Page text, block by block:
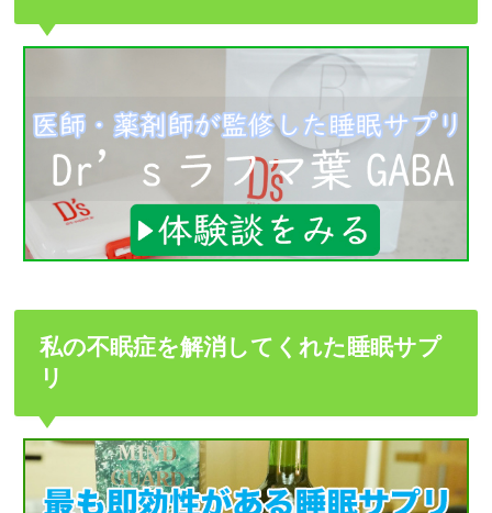
私の不眠症を解消してくれた睡眠サプ
リ